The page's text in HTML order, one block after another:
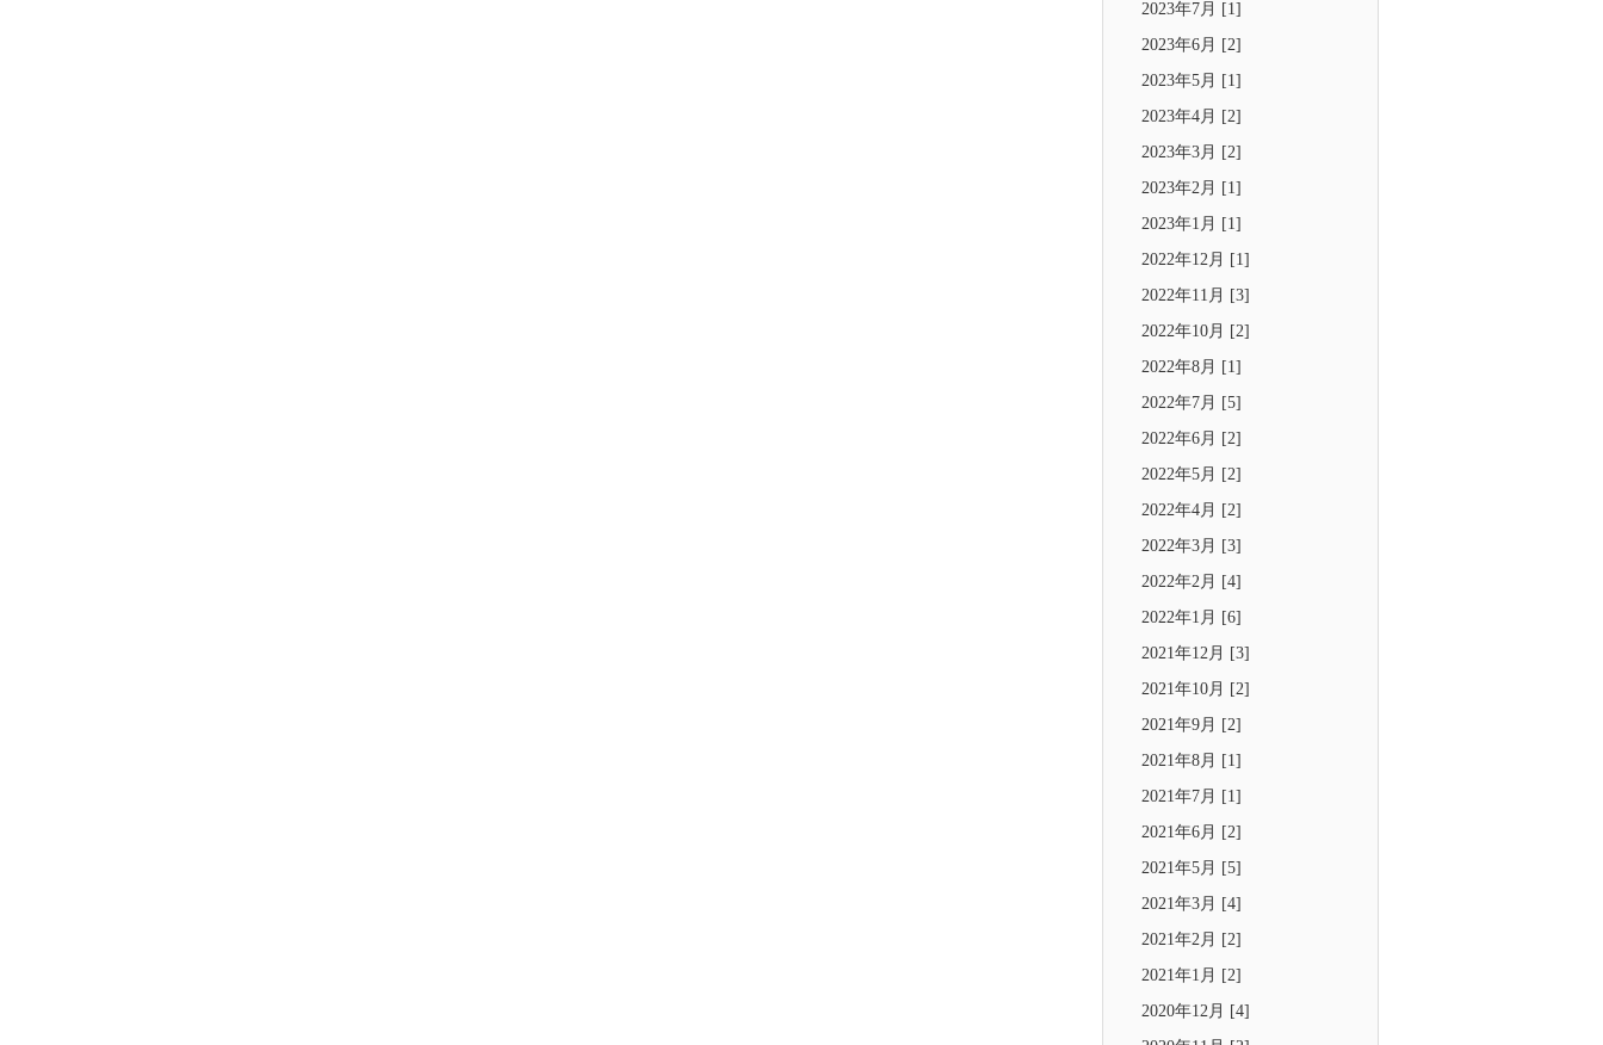
2023年7月 [1]
2023年6月 [2]
2023年5月 [1]
2023年4月 [2]
2023年3月 [2]
2023年2月 [1]
2023年1月 [1]
2022年12月 [1]
2022年11月 [3]
2022年10月 [2]
2022年8月 [1]
2022年7月 [5]
2022年6月 [2]
2022年5月 [2]
2022年4月 [2]
2022年3月 [3]
2022年2月 [4]
2022年1月 [6]
2021年12月 [3]
2021年10月 [2]
2021年9月 [2]
2021年8月 [1]
2021年7月 [1]
2021年6月 [2]
2021年5月 [5]
2021年3月 [4]
2021年2月 [2]
2021年1月 [2]
2020年12月 [4]